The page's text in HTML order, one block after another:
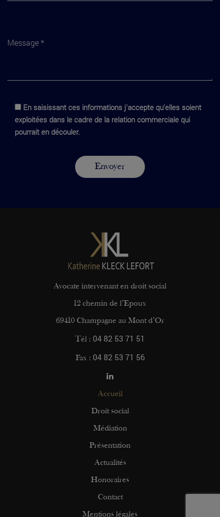
En saisissant ces informations j'accepte qu'elles soient
exploitées dans le cadre de la relation commerciale qui
pourrait en découler.
Avocate intervenant en droit social
12 chemin de l’Epoux
69410 Champagne au Mont d’Or
Tél : 04 82 53 71 51
Fax : 04 82 53 71 56
Accueil
Droit social
Médiation
Présentation
Actualités
Honoraires
Contact
Mentions légales